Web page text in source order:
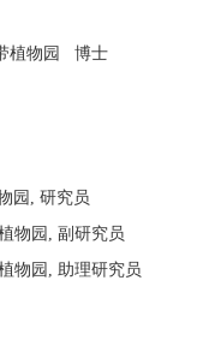
植物园 博士
园, 研究员
物园, 副研究员
物园, 助理研究员